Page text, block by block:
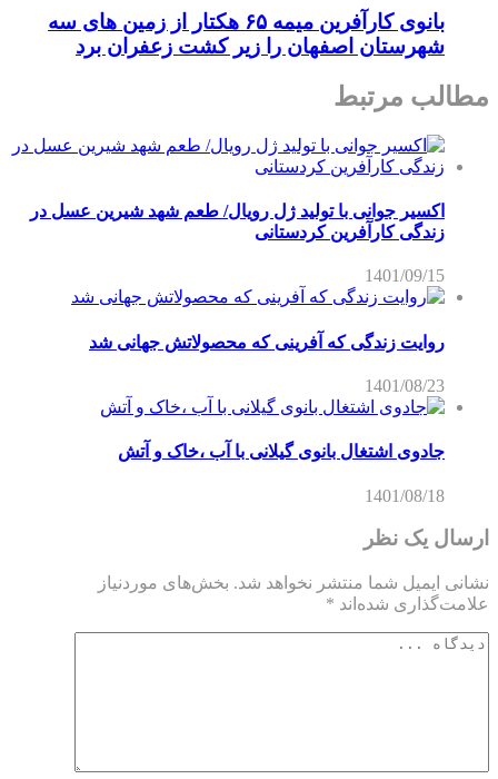
بانوی کارآفرین میمه ۶۵ هکتار از زمین های سه
شهرستان اصفهان را زیر کشت زعفران برد
مطالب مرتبط
اکسیر جوانی با تولید ژل رویال/ طعم شهد شیرین عسل‌ در
زندگی کارآفرین کردستانی
1401/09/15
روایت زندگی که آفرینی که محصولاتش جهانی شد
1401/08/23
جادوی اشتغال بانوی گیلانی با آب ،خاک و آتش
1401/08/18
ارسال یک نظر
نشانی ایمیل شما منتشر نخواهد شد. بخش‌های موردنیاز
علامت‌گذاری شده‌اند *